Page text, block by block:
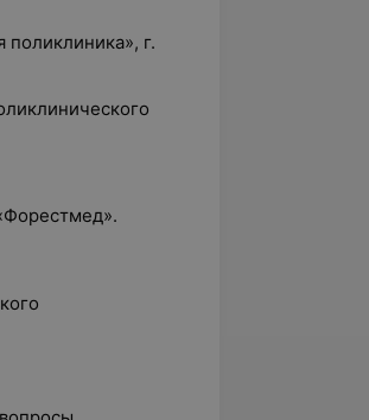
поликлиника», г.